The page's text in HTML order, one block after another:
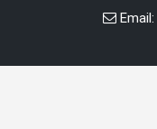
Email: